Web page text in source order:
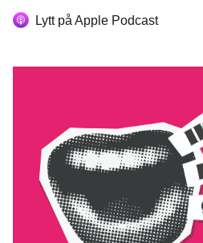
Lytt på Apple Podcast